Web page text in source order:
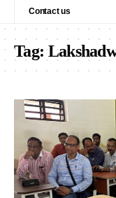
Contact us
Tag: